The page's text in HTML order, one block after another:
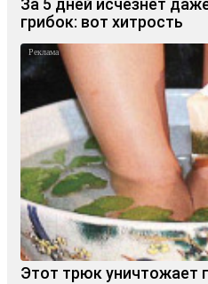
За 5 дней исчезнет
грибок: вот хитрость
Этот трюк уничтожает